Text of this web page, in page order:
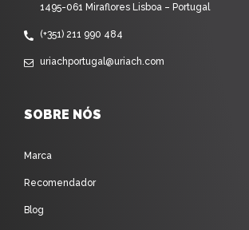
1495-061 Miraflores Lisboa – Portugal
(+351) 211 990 484
uriachportugal@uriach.com
SOBRE NÓS
Marca
Recomendador
Blog